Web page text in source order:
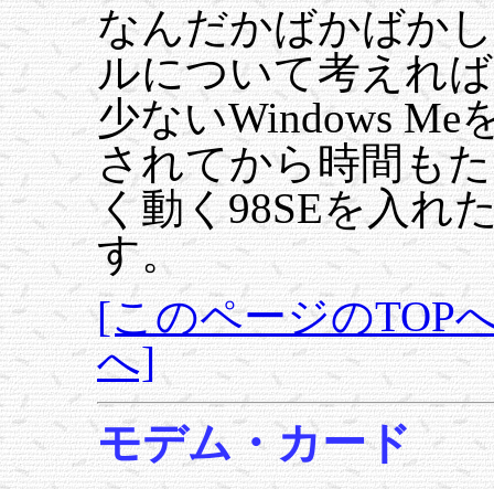
なんだかばかばか
ルについて考えれ
少ないWindows Me
されてから時間も
く動く98SEを入れ
す。
[このページのTOP
へ]
モデム・カード